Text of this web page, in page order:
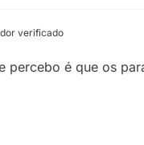
verificado
é que os